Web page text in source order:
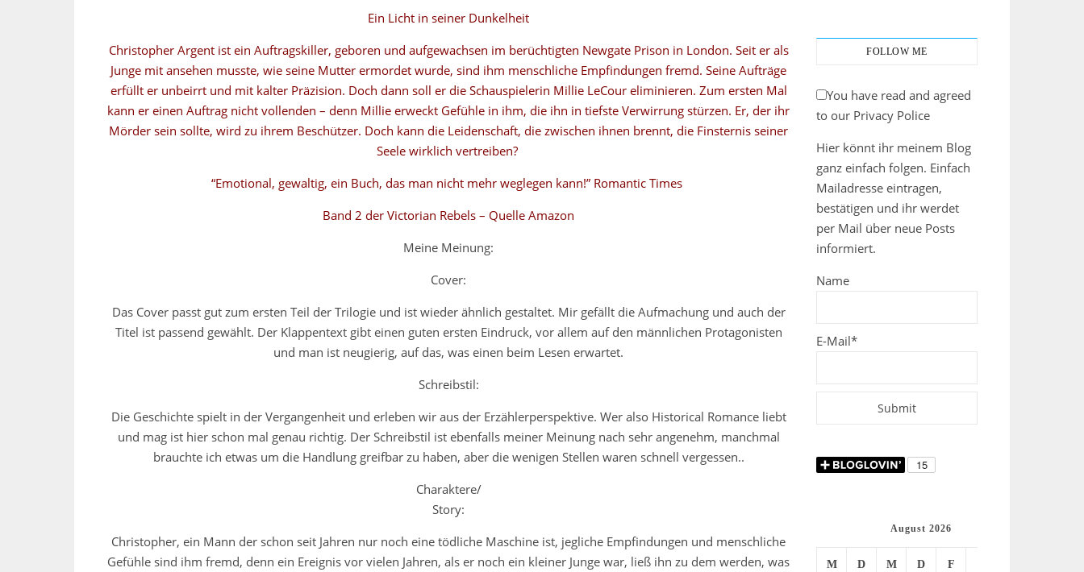
Ein Licht in seiner Dunkelheit
Christopher Argent ist ein Auftragskiller, geboren und aufgewachsen im berüchtigten Newgate Prison in London. Seit er als
Junge mit ansehen musste, wie seine Mutter ermordet wurde, sind ihm menschliche Empfindungen fremd. Seine Aufträge
erfüllt er unbeirrt und mit kalter Präzision. Doch dann soll er die Schauspielerin Millie LeCour eliminieren. Zum ersten Mal
kann er einen Auftrag nicht vollenden – denn Millie erweckt Gefühle in ihm, die ihn in tiefste Verwirrung stürzen. Er, der ihr
Mörder sein sollte, wird zu ihrem Beschützer. Doch kann die Leidenschaft, die zwischen ihnen brennt, die Finsternis seiner
Seele wirklich vertreiben?
“Emotional, gewaltig, ein Buch, das man nicht mehr weglegen kann!” Romantic Times
Band 2 der Victorian Rebels – Quelle Amazon
Meine Meinung:
Cover:
Das Cover passt gut zum ersten Teil der Trilogie und ist wieder ähnlich gestaltet. Mir gefällt die Aufmachung und auch der
Titel ist passend gewählt. Der Klappentext gibt einen guten ersten Eindruck, vor allem auf den männlichen Protagonisten
und man ist neugierig, auf das, was einen beim Lesen erwartet.
Schreibstil:
Die Geschichte spielt in der Vergangenheit und erleben wir aus der Erzählerperspektive. Wer also Historical Romance liebt
und mag ist hier schon mal genau richtig. Der Schreibstil ist ebenfalls meiner Meinung nach sehr angenehm, manchmal
brauchte ich etwas um die Handlung greifbar zu haben, aber die wenigen Stellen waren schnell vergessen..
Charaktere/
Story:
Christopher, ein Mann der schon seit Jahren nur noch eine tödliche Maschine ist, jegliche Empfindungen und menschliche
Gefühle sind ihm fremd, denn ein Ereignis vor vielen Jahren, als er noch ein kleiner Junge war, ließ ihn zu dem werden, was
FOLLOW ME
You have read and agreed
to our Privacy Police
Hier könnt ihr meinem Blog
ganz einfach folgen. Einfach
Mailadresse eintragen,
bestätigen und ihr werdet
per Mail über neue Posts
informiert.
Name
E-Mail*
August 2026
M D M D F